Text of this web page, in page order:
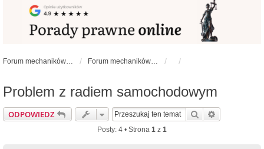
Forum mechaników samochodowych - forum-mechaniczne.pl Forum mechaników samochodowych
Problem z radiem samochodowym
ODPOWIEDZ Szukaj
Posty: 4 • Strona 1 z 1